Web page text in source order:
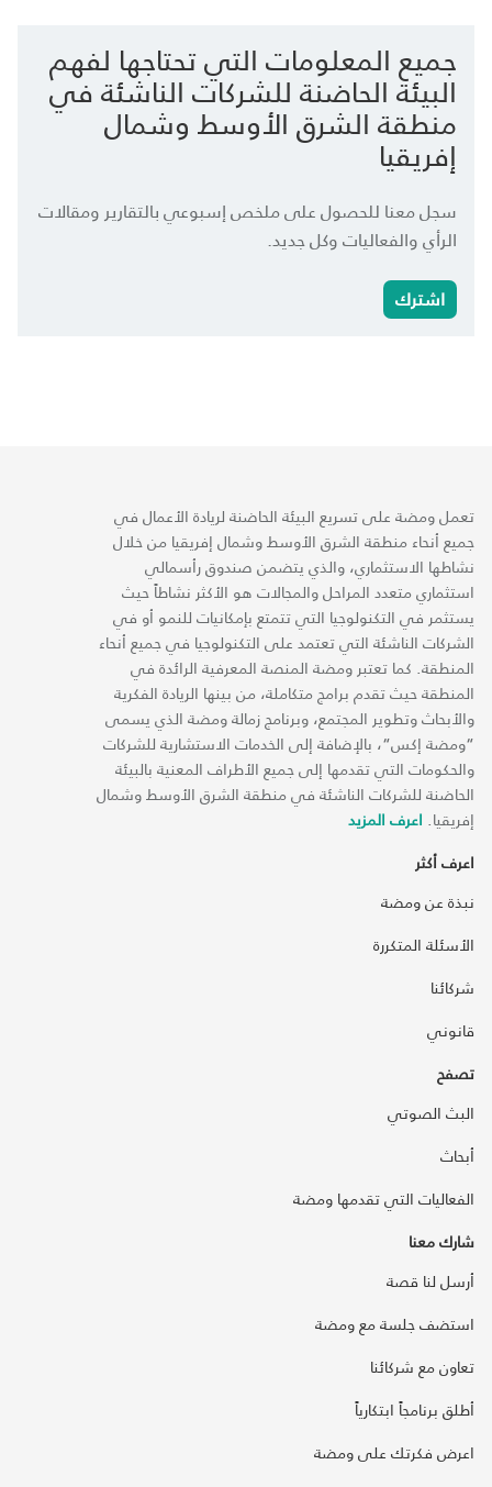
جميع المعلومات التي تحتاجها لفهم
البيئة الحاضنة للشركات الناشئة في
منطقة الشرق الأوسط وشمال
إفريقيا
سجل معنا للحصول على ملخص إسبوعي بالتقارير ومقالات
الرأي والفعاليات وكل جديد.
اشترك
تعمل ومضة على تسريع البيئة الحاضنة لريادة الأعمال في
جميع أنحاء منطقة الشرق الأوسط وشمال إفريقيا من خلال
نشاطها الاستثماري، والذي يتضمن صندوق رأسمالي
استثماري متعدد المراحل والمجالات هو الأكثر نشاطاً حيث
يستثمر في التكنولوجيا التي تتمتع بإمكانيات للنمو أو في
الشركات الناشئة التي تعتمد على التكنولوجيا في جميع أنحاء
المنطقة. كما تعتبر ومضة المنصة المعرفية الرائدة في
المنطقة حيث تقدم برامج متكاملة، من بينها الريادة الفكرية
والأبحاث وتطوير المجتمع، وبرنامج زمالة ومضة الذي يسمى
“ومضة إكس“، بالإضافة إلى الخدمات الاستشارية للشركات
والحكومات التي تقدمها إلى جميع الأطراف المعنية بالبيئة
الحاضنة للشركات الناشئة في منطقة الشرق الأوسط وشمال
إفريقيا. اعرف المزيد
اعرف أكثر
نبذة عن ومضة
الأسئلة المتكررة
شركائنا
قانوني
تصفح
البث الصوتي
أبحاث
الفعاليات التي تقدمها ومضة
شارك معنا
أرسل لنا قصة
استضف جلسة مع ومضة
تعاون مع شركائنا
أطلق برنامجاً ابتكارياً
اعرض فكرتك على ومضة